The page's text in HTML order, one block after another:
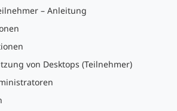
– Anleitung
von Desktops (Teilnehmer)